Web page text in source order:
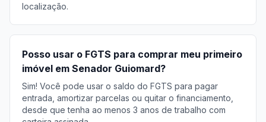
localização.
Posso usar o FGTS para comprar meu primeiro
imóvel em Senador Guiomard?
Sim! Você pode usar o saldo do FGTS para pagar
entrada, amortizar parcelas ou quitar o financiamento,
desde que tenha ao menos 3 anos de trabalho com